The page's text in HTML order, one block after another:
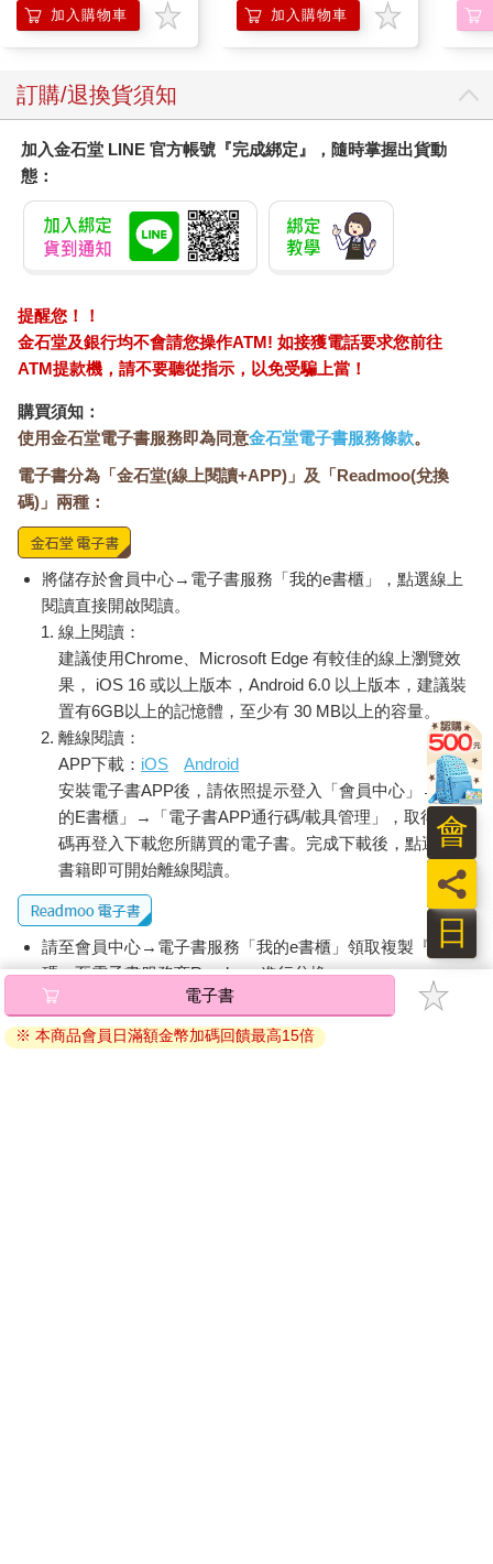
曾經有同事知道我愛苦楝，某一個四月天，她笑咪咪說要送我一
個禮物，硬要我放下手邊工作，跟她到會議室。她拉開窗簾，叫
們埋頭工作時，她歡喜自在，開得燦爛。
@楝樹，因為木頭味道是苦的，所以被稱為苦楝、苦苓，果實深
受鳥兒喜歡，也可入藥，有毒性。
MAP
賞苦楝地點：台北市內湖區堤頂大道一至二段中央安全島0404 台
既然是兒童節，讓我們先暫停濃濃的懷古之情，好好地玩一場
吧！只不過我常疑惑，現在的小孩還稀罕台灣的兒童樂園嗎？他
們手上有ipad，出入有手機，甚至寒暑假就飛往世界各地的迪士
尼。
起的快樂。
台北兒童樂園一點也不時髦，沒有明星代言娃娃，也沒有豪華的
城堡，可是讓孩子玩樂的元素，一點也不少。一撞上就全身震撼
的碰碰車、用海洋生物組成的旋轉木馬、轉得高高的摩天輪、讓
孩子尖叫不已的海盜船，還有飛旋高椅、園區小火車，以及兒童
樂園一定要有的雲霄飛車。
雖然這裡沒有豪華大秀，卻充滿笑聲。原來孩子們真正在意的，
並不是多了不起的設施、名氣，而是爸爸媽媽陪著玩。
在旋轉木馬上，哪個孩子還需要ipad 跟手機？
＠每週二至週日，上午九點營業到下午五點；週六及寒暑假營業
至晚上八點。週一及農曆除夕休園。
台北市立兒童新樂園
地址：台北市士林區承德路五段五十五號 TEL：02-2181-2345
0427明星咖啡館—讓人帶走的傳奇
加入購物車 加入購物車
境
事
訂購/退換貨須知
加入金石堂 LINE 官方帳號『完成綁定』，隨時掌握出貨動
態：
提醒您！！
金石堂及銀行均不會請您操作ATM! 如接獲電話要求您前往
ATM提款機，請不要聽從指示，以免受騙上當！
購買須知：
使用金石堂電子書服務即為同意金石堂電子書服務條款。
電子書分為「金石堂(線上閱讀+APP)」及「Readmoo(兌換
碼)」兩種：
將儲存於會員中心→電子書服務「我的e書櫃」，點選線上
閱讀直接開啟閱讀。
線上閱讀：
建議使用Chrome、Microsoft Edge 有較佳的線上瀏覽效
果， iOS 16 或以上版本，Android 6.0 以上版本，建議裝
置有6GB以上的記憶體，至少有 30 MB以上的容量。
離線閱讀：
APP下載： iOS
Android
安裝電子書APP後，請依照提示登入「會員中心」→「我
的E書櫃」→「電子書APP通行碼/載具管理」，取得通行
碼再登入下載您所購買的電子書。完成下載後，點選任一
書籍即可開始離線閱讀。
請至會員中心→電子書服務「我的e書櫃」領取複製『兌換
碼』至電子書服務商Readmoo進行兌換。
退換貨須知：
因版權保護，您在金石堂所購買的電子書僅能以金石堂專屬
電子書
※ 本商品會員日滿額金幣加碼回饋最高15倍
日
員
會